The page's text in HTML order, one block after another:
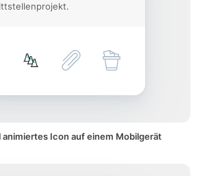
Icon auf einem Mobilgerät